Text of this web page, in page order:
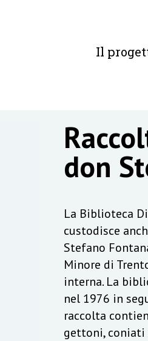
Il
don
La Biblioteca
custodisce
Stefano
Minore di
interna. La
nel 1976 in
raccolta
gettoni, coniati